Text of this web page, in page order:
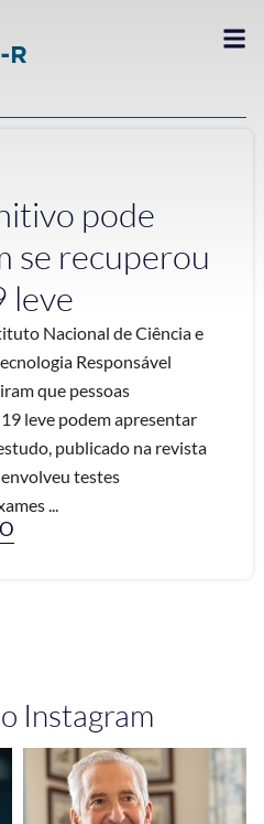
pode
se recuperou
leve
Nacional de Ciência e
Responsável
que pessoas
leve podem apresentar
publicado na revista
testes
...
Instagram